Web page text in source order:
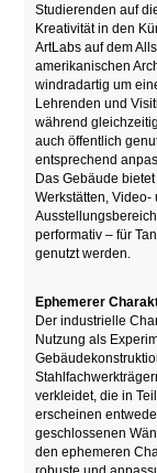
Studierenden auf
Kreativität in den
ArtLabs auf dem
amerikanischen
windradartig um
Lehrenden und
während
auch öffentlich
entsprechend
Das Gebäude
Werkstätten, Video-
performativ – für
genutzt werden.
Ephemerer
Der industrielle
Nutzung als
verkleidet, die in
erscheinen
geschlossenen
den ephemeren